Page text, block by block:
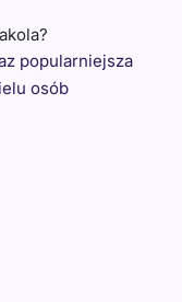
popularniejsza
osób